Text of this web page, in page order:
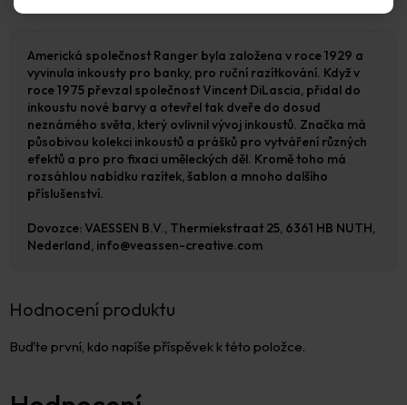
Hodnocení produktu
Buďte první, kdo napíše příspěvek k této položce.
Americká společnost Ranger byla založena v roce 1929 a
vyvinula inkousty pro banky, pro ruční razítkování. Když v
roce 1975 převzal společnost Vincent DiLascia, přidal do
inkoustu nové barvy a otevřel tak dveře do dosud
neznámého světa, který ovlivnil vývoj inkoustů. Značka má
působivou kolekci inkoustů a prášků pro vytváření různých
efektů a pro pro fixaci uměleckých děl. Kromě toho má
rozsáhlou nabídku razítek, šablon a mnoho dalšího
příslušenství.
Dovozce: VAESSEN B.V., Thermiekstraat 25, 6361 HB NUTH,
Nederland, info@veassen-creative.com